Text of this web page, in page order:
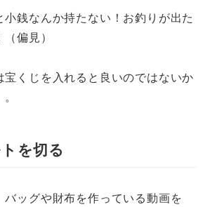
小銭なんか持たない！お釣りが出た
偏見）
宝くじを入れると良いのではないか
を切る
バッグや財布を作っている動画を